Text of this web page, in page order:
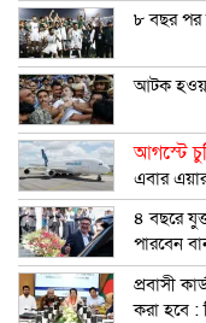
৮ বছর পর
আটক
আগস্টে
এবার
৪ বছরে
পারবেন
প্রবাসী
করা হবে :